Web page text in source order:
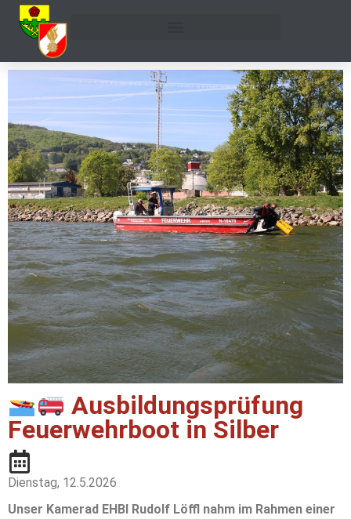
Ausbildungsprüfung
Feuerwehrboot in Silber
Dienstag, 12.5.2026
Unser Kamerad EHBI Rudolf Löffl nahm im Rahmen einer